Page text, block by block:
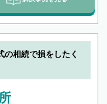
の相続で損をしたく